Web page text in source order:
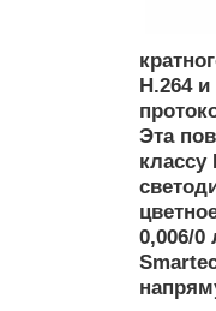
Н.264
Эта
0,006/0